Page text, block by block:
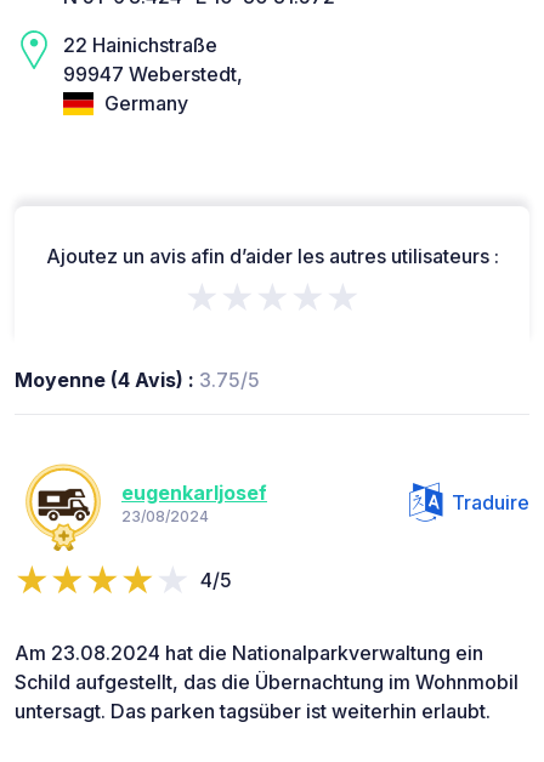
22 Hainichstraße
99947 Weberstedt,
Germany
Ajoutez un avis afin d’aider les autres utilisateurs :
★★★★★
Moyenne (4 Avis) : 3.75/5
eugenkarljosef
23/08/2024
Traduire
4/5
Am 23.08.2024 hat die Nationalparkverwaltung ein
Schild aufgestellt, das die Übernachtung im Wohnmobil
untersagt. Das parken tagsüber ist weiterhin erlaubt.